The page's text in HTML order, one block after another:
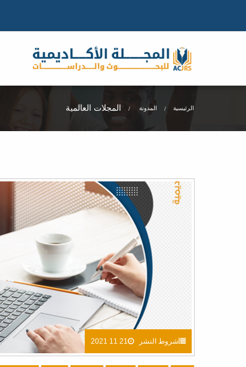
الرئيسية المدونة المجلات العالمية
شروط النشر 21 11 2021